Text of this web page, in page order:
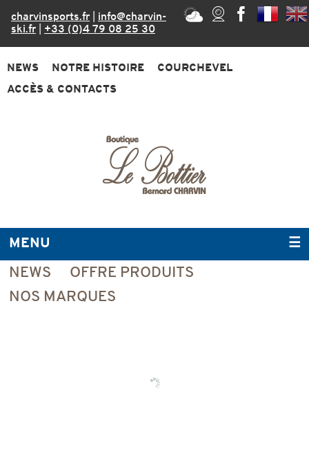
charvinsports.fr
info@charvin-
ski.fr
+33 (0)4 79 08 25 30
NEWS NOTRE HISTOIRE
COURCHEVEL
ACCÈS & CONTACTS
MENU ☰
NEWS
OFFRE PRODUITS
NOS MARQUES